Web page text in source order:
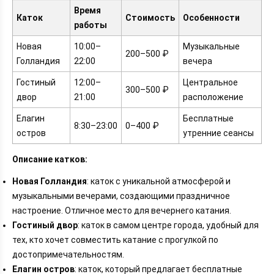
Каток
Время
работы
Стоимость Особенности
Новая
Голландия
10:00–
22:00
200–500 ₽
Музыкальные
вечера
Гостиный
двор
12:00–
21:00
300–500 ₽
Центральное
расположение
Елагин
остров
8:30–23:00 0–400 ₽
Бесплатные
утренние сеансы
Описание катков:
Новая Голландия: каток с уникальной атмосферой и
музыкальными вечерами, создающими праздничное
настроение. Отличное место для вечернего катания.
Гостиный двор: каток в самом центре города, удобный для
тех, кто хочет совместить катание с прогулкой по
достопримечательностям.
Елагин остров: каток, который предлагает бесплатные